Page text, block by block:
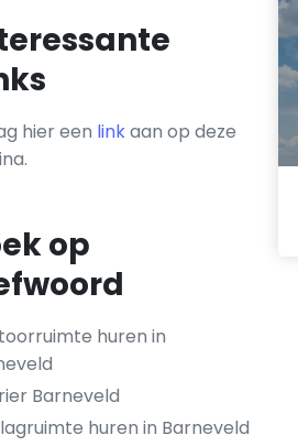
hier een linkaan op deze
op
huren in
Barneveld
huren in Barneveld